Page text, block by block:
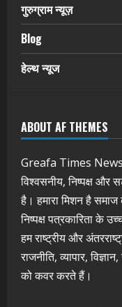
गुरुग्राम न्यूज़
Blog
हेल्थ न्यूज
ABOUT AF THEMES
Greafa Times News
विश्वसनीय, निष्पक्ष और
है। हमारा मिशन है
निष्पक्ष पत्रकारिता के
हम राष्ट्रीय और
राजनीति, व्यापार,
को कवर करते हैं।